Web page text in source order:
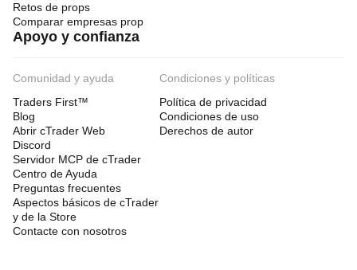
Retos de props
Comparar empresas prop
Apoyo y confianza
Comunidad y ayuda
Traders First™
Blog
Abrir cTrader Web
Discord
Servidor MCP de cTrader
Centro de Ayuda
Preguntas frecuentes
Aspectos básicos de cTrader
y de la Store
Contacte con nosotros
Condiciones y políticas
Política de privacidad
Condiciones de uso
Derechos de autor